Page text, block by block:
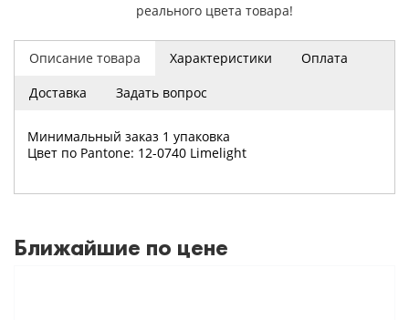
Описание товара Характеристики
Оплата
Доставка
Задать вопрос
Минимальный заказ 1 упаковка
Цвет по Pantone: 12-0740 Limelight
реального цвета товара!
Ближайшие по цене